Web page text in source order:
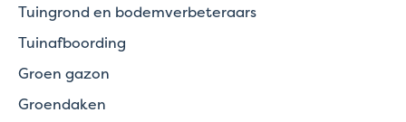
Tuingrond en bodemverbeteraars
Tuinafboording
Groen gazon
Groendaken